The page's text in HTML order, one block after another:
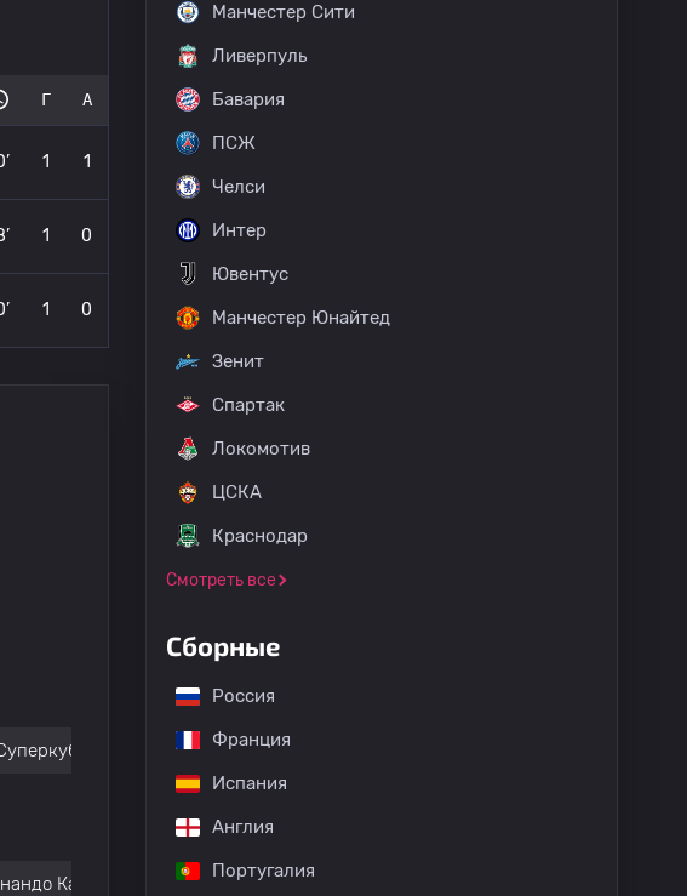
Г А
1 1
1 0
1 0
Чили Obos Supercup: intl
Карлос де Пауль Лансиотти
Манчестер Сити
Ливерпуль
Бавария
ПСЖ
Челси
Интер
Ювентус
Манчестер Юнайтед
Зенит
Спартак
Локомотив
ЦСКА
Краснодар
Смотреть все
Сборные
Россия
Франция
Испания
Англия
Португалия